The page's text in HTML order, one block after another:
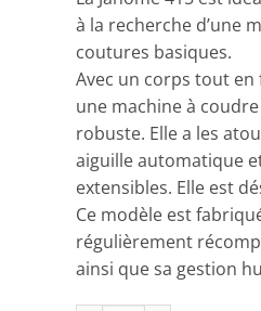
à la recherche d’une
coutures basiques.
Avec un corps tout en
une machine à
robuste. Elle a les
aiguille automatique
extensibles. Elle est
Ce modèle est
régulièrement
ainsi que sa gestion